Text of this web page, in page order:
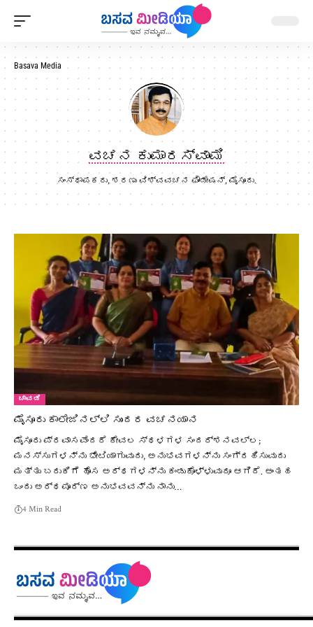
Basava Media
ವಚನ ಕುಮಾರಸ್ವಾಮಿ
ಸಂಸ್ಥಾಪಕರು, ಶರಣು ವಿಶ್ವವಚನ ಫೌಂಡೇಷನ್, ಮೈಸೂರು.
ಚಾವಡಿ
ಮೈಸೂರು ಕಾಲೇಜಿನಲ್ಲಿ ಸುಂದರ ವಚನಯಾನ
ಮೈಸೂರು ಪ್ರವಾಸವೆಂದರೆ ಕೇವಲ ಸ್ಥಳಗಳ ಸಂದರ್ಶನವಲ್ಲ;
ಮನಸ್ಸುಗಳನ್ನು ಭೇಟಿಯಾಗುವುದು, ಅನುಭವಗಳನ್ನು ಸಂಗ್ರಹಿಸುವುದು
ಮತ್ತು ಬದುಕಿಗೆ ಹೊಸ ಅರ್ಥಗಳನ್ನು ಕಂಡುಕೊಳ್ಳುವುದೂ ಆಗಿದೆ. ಅಂತಹ
ಒಂದು ಅರ್ಥಪೂರ್ಣ ಅನುಭವವನ್ನು ನಾನು…
4 Min Read